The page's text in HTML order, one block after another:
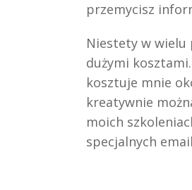
przemycisz
Niestety w wielu
dużymi
kosztuje mnie
kreatywnie
moich
specjalnych